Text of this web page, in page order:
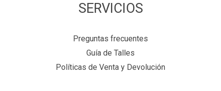
SERVICIOS
Preguntas frecuentes
Guía de Talles
Políticas de Venta y Devolución